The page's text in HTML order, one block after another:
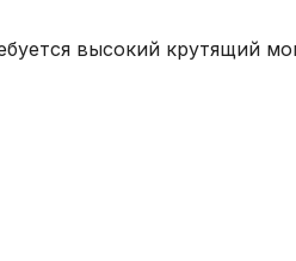
высокий крутящий